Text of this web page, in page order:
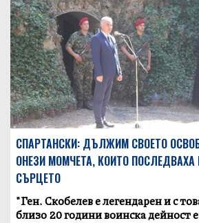
СПАРТАНСКИ: ДЪЛЖИМ СВОЕТО
ОНЕЗИ МОМЧЕТА, КОИТО ПОСЛЕДВАХА
СЪРЦЕТО
"Ген. Скобелев е легендарен и с
близо 20 години воинска дейност